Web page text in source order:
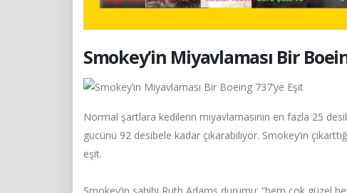
Smokey’in Miyavlaması Bir
Normal şartlara kedilerin miyavlamasının en fazla 25
gücünü 92 desibele kadar çıkarabiliyor. Smokey’in
eşit.
Smokey’in sahibi Ruth Adams durumu; “hem çok güzel